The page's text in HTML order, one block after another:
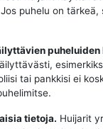
puhelu on
puheluiden
tai pankkisi ei
tietoja. Huijarit